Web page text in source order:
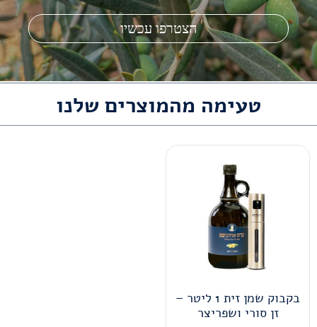
טעימה מהמוצרים שלנו
בקבוק שמן זית 1 ליטר –
זן סורי ושפריצר